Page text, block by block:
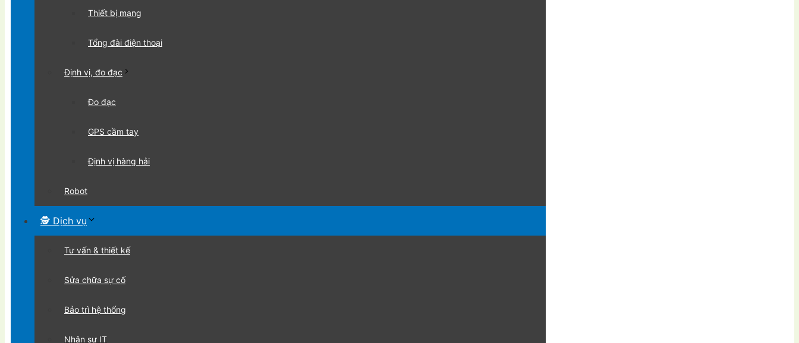
Thiết bị mạng
Tổng đài điện thoại
Định vị, đo đạc
Đo đạc
GPS cầm tay
Định vị hàng hải
Robot
🕵 Dịch vụ
Tư vấn & thiết kế
Sửa chữa sự cố
Bảo trì hệ thống
Nhân sự IT